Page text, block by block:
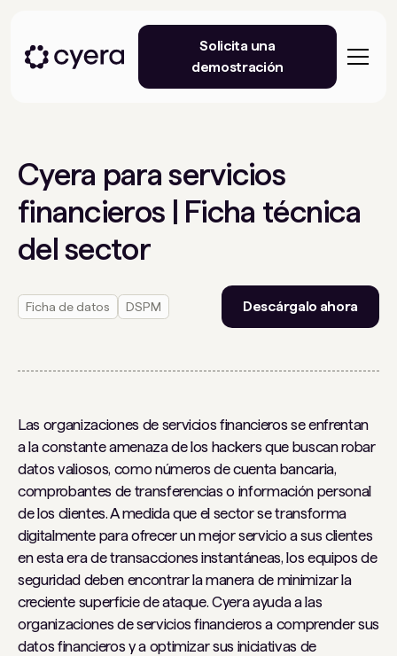
Solicita una
demostración
Cyera para servicios
financieros | Ficha técnica
del sector
Ficha de datos DSPM Descárgalo ahora
Las organizaciones de servicios financieros se enfrentan
a la constante amenaza de los hackers que buscan robar
datos valiosos, como números de cuenta bancaria,
comprobantes de transferencias o información personal
de los clientes. A medida que el sector se transforma
digitalmente para ofrecer un mejor servicio a sus clientes
en esta era de transacciones instantáneas, los equipos de
seguridad deben encontrar la manera de minimizar la
creciente superficie de ataque. Cyera ayuda a las
organizaciones de servicios financieros a comprender sus
datos financieros y a optimizar sus iniciativas de